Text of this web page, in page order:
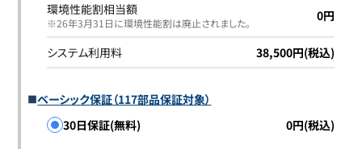
環境性能割相当額
※26年3月31日に環境性能割は廃止されました｡ 0円
システム利用料 38,500円(税込)
ベーシック保証（117部品保証対象）
30日保証(無料)
0円(税込)